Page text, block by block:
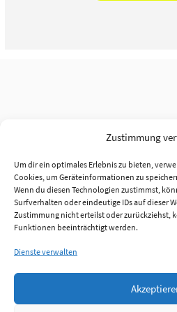
Zustimmung
Um dir ein optimales Erlebnis zu bieten,
Cookies, um Geräteinformationen zu
Wenn du diesen Technologien zustimmst,
Surfverhalten oder eindeutige IDs auf dieser
Zustimmung nicht erteilst oder zurückziehst,
Funktionen beeinträchtigt werden.
Dienste verwalten